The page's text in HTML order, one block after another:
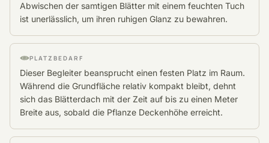
Abwischen der samtigen Blätter mit einem feuchten Tuch
ist unerlässlich, um ihren ruhigen Glanz zu bewahren.
PLATZBEDARF
Dieser Begleiter beansprucht einen festen Platz im Raum.
Während die Grundfläche relativ kompakt bleibt, dehnt
sich das Blätterdach mit der Zeit auf bis zu einen Meter
Breite aus, sobald die Pflanze Deckenhöhe erreicht.